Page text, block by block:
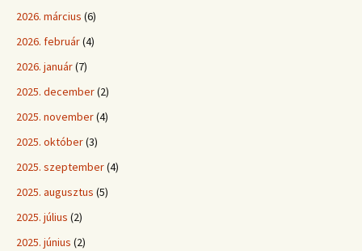
2026. március (6)
2026. február(4)
2026. január(7)
2025. december(2)
2025. november(4)
2025. október(3)
2025. szeptember(4)
2025. augusztus (5)
2025. július (2)
2025. június (2)